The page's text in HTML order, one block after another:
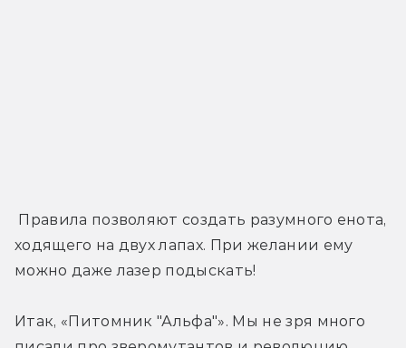
ходящего на двух лапах. При желании ему
можно даже лазер подыскать!
Итак, «Питомник "Альфа"». Мы не зря много